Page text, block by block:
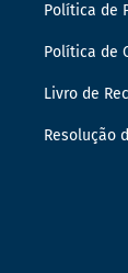
Política de
Política de
Livro de
Resolução